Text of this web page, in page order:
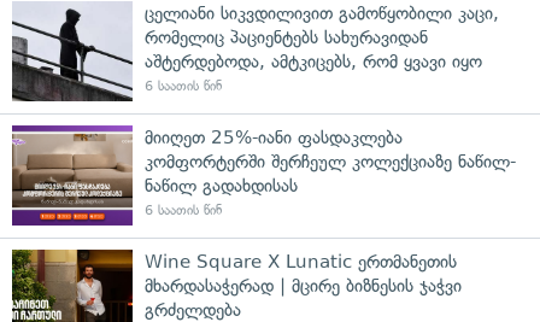
ცელიანი სიკვდილივით გამოწყობილი კაცი,
რომელიც პაციენტებს სახურავიდან
აშტერდებოდა, ამტკიცებს, რომ ყვავი იყო
6 საათის წინ
მიიღეთ 25%-იანი ფასდაკლება
კომფორტერში შერჩეულ კოლექციაზე ნაწილ-
ნაწილ გადახდისას
6 საათის წინ
Wine Square X Lunatic ერთმანეთის
მხარდასაჭერად | მცირე ბიზნესის ჯაჭვი
გრძელდება